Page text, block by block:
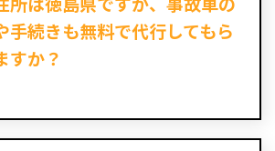
手続きも無料で代行してもら
すか？